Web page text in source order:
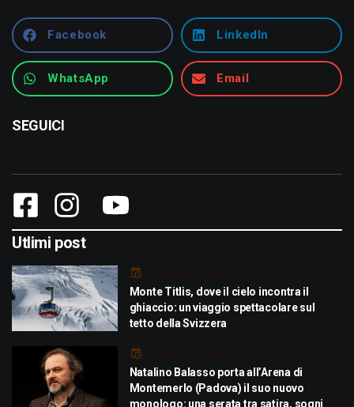
Facebook LinkedIn
WhatsApp Email
SEGUICI
Utlimi post
Luglio 29, 2026
Monte Titlis, dove il cielo incontra il
ghiaccio: un viaggio spettacolare sul
tetto della Svizzera
Luglio 21, 2026
Natalino Balasso porta all’Arena di
Montemerlo (Padova) il suo nuovo
monologo: una serata tra satira, sogni